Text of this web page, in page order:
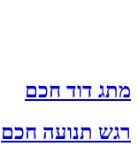
מתג דוד חכם
רגש תנועה חכם